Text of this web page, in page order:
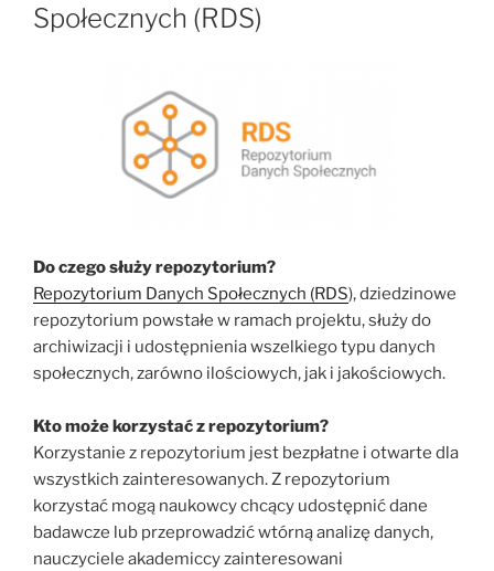
Społecznych (RDS)
Do czego służy repozytorium?
Repozytorium Danych Społecznych (RDS), dziedzinowe
repozytorium powstałe w ramach projektu, służy do
archiwizacji i udostępnienia wszelkiego typu danych
społecznych, zarówno ilościowych, jak i jakościowych.
Kto może korzystać z repozytorium?
Korzystanie z repozytorium jest bezpłatne i otwarte dla
wszystkich zainteresowanych. Z repozytorium
korzystać mogą naukowcy chcący udostępnić dane
badawcze lub przeprowadzić wtórną analizę danych,
nauczyciele akademiccy zainteresowani